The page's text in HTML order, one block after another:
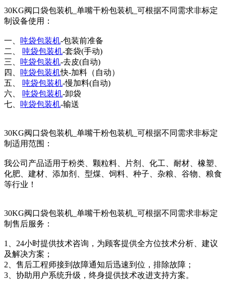
30KG阀口袋包装机_单嘴干粉包装机_可根据不同需求非标定
制设备使用：
一、 吨袋包装机-包装前准备
二、 吨袋包装机-套袋(手动)
三、 吨袋包装机-去皮(自动)
四、 吨袋包装机快-加料（自动）
五、 吨袋包装机-慢加料(自动)
六、 吨袋包装机-卸袋
七、 吨袋包装机-输送
30KG阀口袋包装机_单嘴干粉包装机_可根据不同需求非标定
制适用范围：
我公司产品适用于粉类、颗粒料、片剂、化工、耐材、橡塑、
化肥、建材、添加剂、型煤、饲料、种子、杂粮、谷物、粮食
等行业！
30KG阀口袋包装机_单嘴干粉包装机_可根据不同需求非标定
制售后服务：
1、24小时提供技术咨询，为顾客提供全方位技术分析、建议
及解决方案；
2、售后工程师接到故障通知后迅速到位，排除故障；
3、协助用户系统升级，终身提供技术改进支持方案。